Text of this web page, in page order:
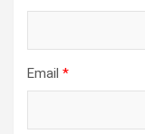
Email *